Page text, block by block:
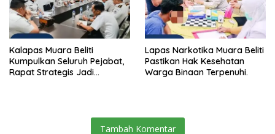
Kalapas Muara Beliti
Kumpulkan Seluruh Pejabat,
Rapat Strategis Jadi
Lapas Narkotika Muara Beliti
Pastikan Hak Kesehatan
Warga Binaan Terpenuhi.
Tambah Komentar